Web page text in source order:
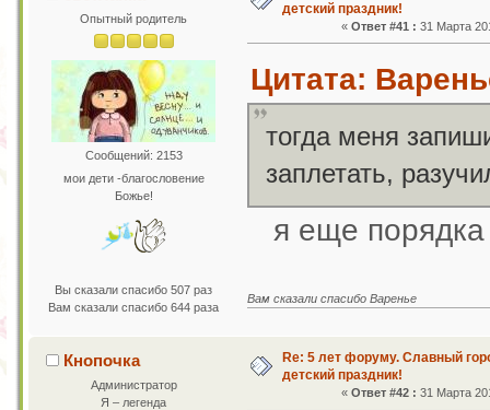
Опытный родитель
Сообщений: 2153
мои дети -благословение
Божье!
Вы сказали спасибо 507 раз
Вам сказали спасибо 644 раза
детский праздник!
« Ответ #41 : 31 Марта
Цитата:
тогда меня
заплетать,
я еще
Вам сказали спасибо Варенье
Кнопочка
Администратор
Я – легенда
Re: 5 лет форуму. Славный
детский праздник!
« Ответ #42 : 31 Марта